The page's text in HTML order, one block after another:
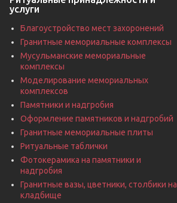
услуги
Благоустройство мест захоронений
Гранитные мемориальные комплексы
Мусульманские мемориальные
комплексы
Моделирование мемориальных
комплексов
Памятники и надгробия
Оформление памятников и надгробий
Гранитные мемориальные плиты
Ритуальные таблички
Фотокерамика на памятники и
надгробия
Гранитные вазы, цветники, столбики на
кладбище